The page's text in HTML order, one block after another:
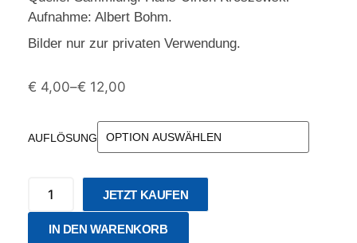
Aufnahme: Albert Bohm.
Bilder nur zur privaten Verwendung.
€ 4,00–€ 12,00
AUFLÖSUNG
JETZT KAUFEN
IN DEN WARENKORB